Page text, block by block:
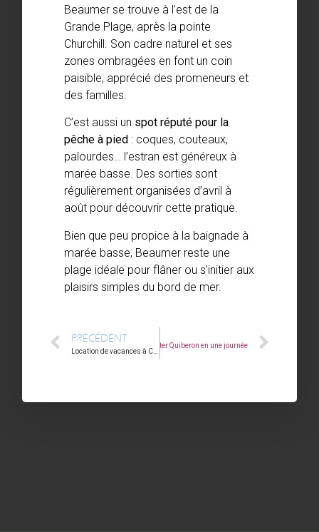
Beaumer se trouve à l’est de la
Grande Plage, après la pointe
Churchill. Son cadre naturel et ses
zones ombragées en font un coin
paisible, apprécié des promeneurs et
des familles.
C’est aussi un spot réputé pour la
pêche à pied : coques, couteaux,
palourdes… l’estran est généreux à
marée basse. Des sorties sont
régulièrement organisées d’avril à
août pour découvrir cette pratique.
Bien que peu propice à la baignade à
marée basse, Beaumer reste une
plage idéale pour flâner ou s’initier aux
plaisirs simples du bord de mer.
PRÉCÉDENT
Location de vacances à Carnac : comment bien choisir ?
Suivant Visiter Quiberon en une journée